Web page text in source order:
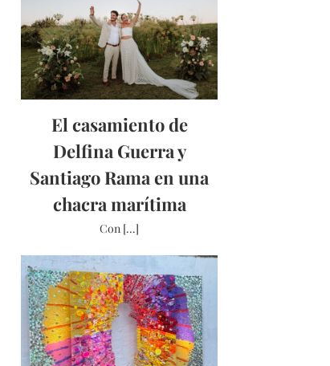
El casamiento de
Delfina Guerra y
Santiago Rama en una
chacra marítima
Con [...]